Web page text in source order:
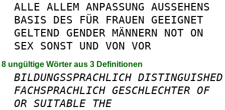
ALLE ALLEM ANPASSUNG AUSSEHENS
BASIS DES FÜR FRAUEN GEEIGNET
GELTEND GENDER MÄNNERN NOT ON
SEX SONST UND VON VOR
8 ungültige Wörter aus 3 Definitionen
BILDUNGSSPRACHLICH DISTINGUISHED
FACHSPRACHLICH GESCHLECHTER OF
OR SUITABLE THE